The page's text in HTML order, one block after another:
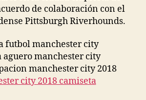
de colaboración con el
Pittsburgh Riverhounds.